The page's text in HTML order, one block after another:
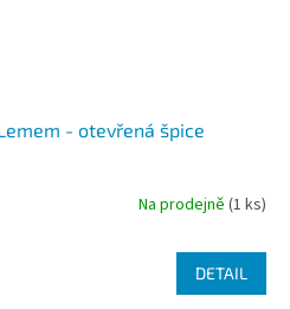
- otevřená špice
Na prodejně (1 ks)
DETAIL